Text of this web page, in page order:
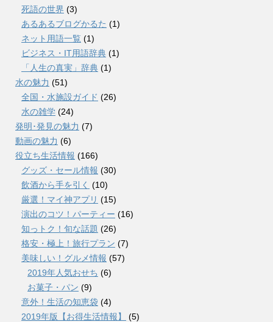
死語の世界 (3)
あるあるブログかるた (1)
ネット用語一覧 (1)
ビジネス・IT用語辞典 (1)
「人生の真実」辞典 (1)
水の魅力 (51)
全国・水施設ガイド (26)
水の雑学 (24)
発明･発見の魅力 (7)
動画の魅力 (6)
役立ち生活情報 (166)
グッズ・セール情報 (30)
飲酒から手を引く (10)
厳選！マイ神アプリ (15)
演出のコツ！パーティー (16)
知っトク！旬な話題 (26)
格安・極上！旅行プラン (7)
美味しい！グルメ情報 (57)
2019年人気おせち (6)
お菓子・パン (9)
意外！生活の知恵袋 (4)
2019年版【お得生活情報】
(5)